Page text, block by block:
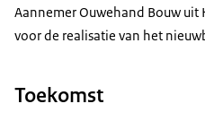
Aannemer Ouwehand Bouw
voor de realisatie van het
Toekomst